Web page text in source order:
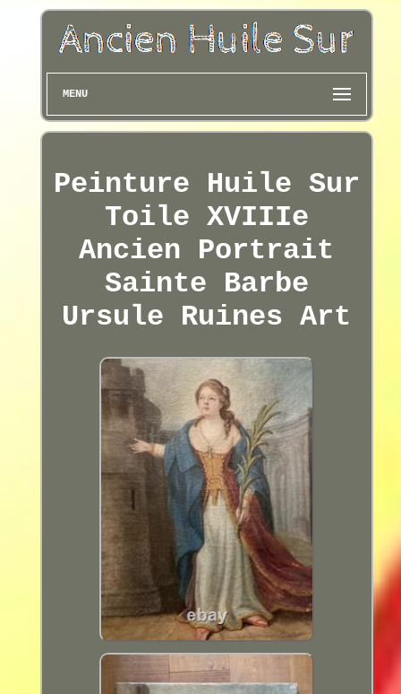
MENU
Peinture Huile Sur
Toile XVIIIe
Ancien Portrait
Sainte Barbe
Ursule Ruines Art